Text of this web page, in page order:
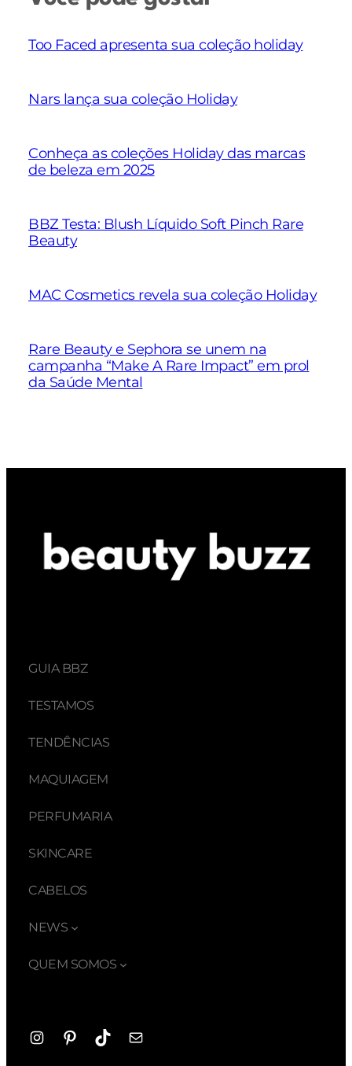
Too Faced apresenta sua coleção holiday
Nars lança sua coleção Holiday
Conheça as coleções Holiday das marcas
de beleza em 2025
BBZ Testa: Blush Líquido Soft Pinch Rare
Beauty
MAC Cosmetics revela sua coleção Holiday
Rare Beauty e Sephora se unem na
campanha “Make A Rare Impact” em prol
da Saúde Mental
GUIA BBZ
TESTAMOS
TENDÊNCIAS
MAQUIAGEM
PERFUMARIA
SKINCARE
CABELOS
NEWS
QUEM SOMOS
InstagramPinterestTikTokE-